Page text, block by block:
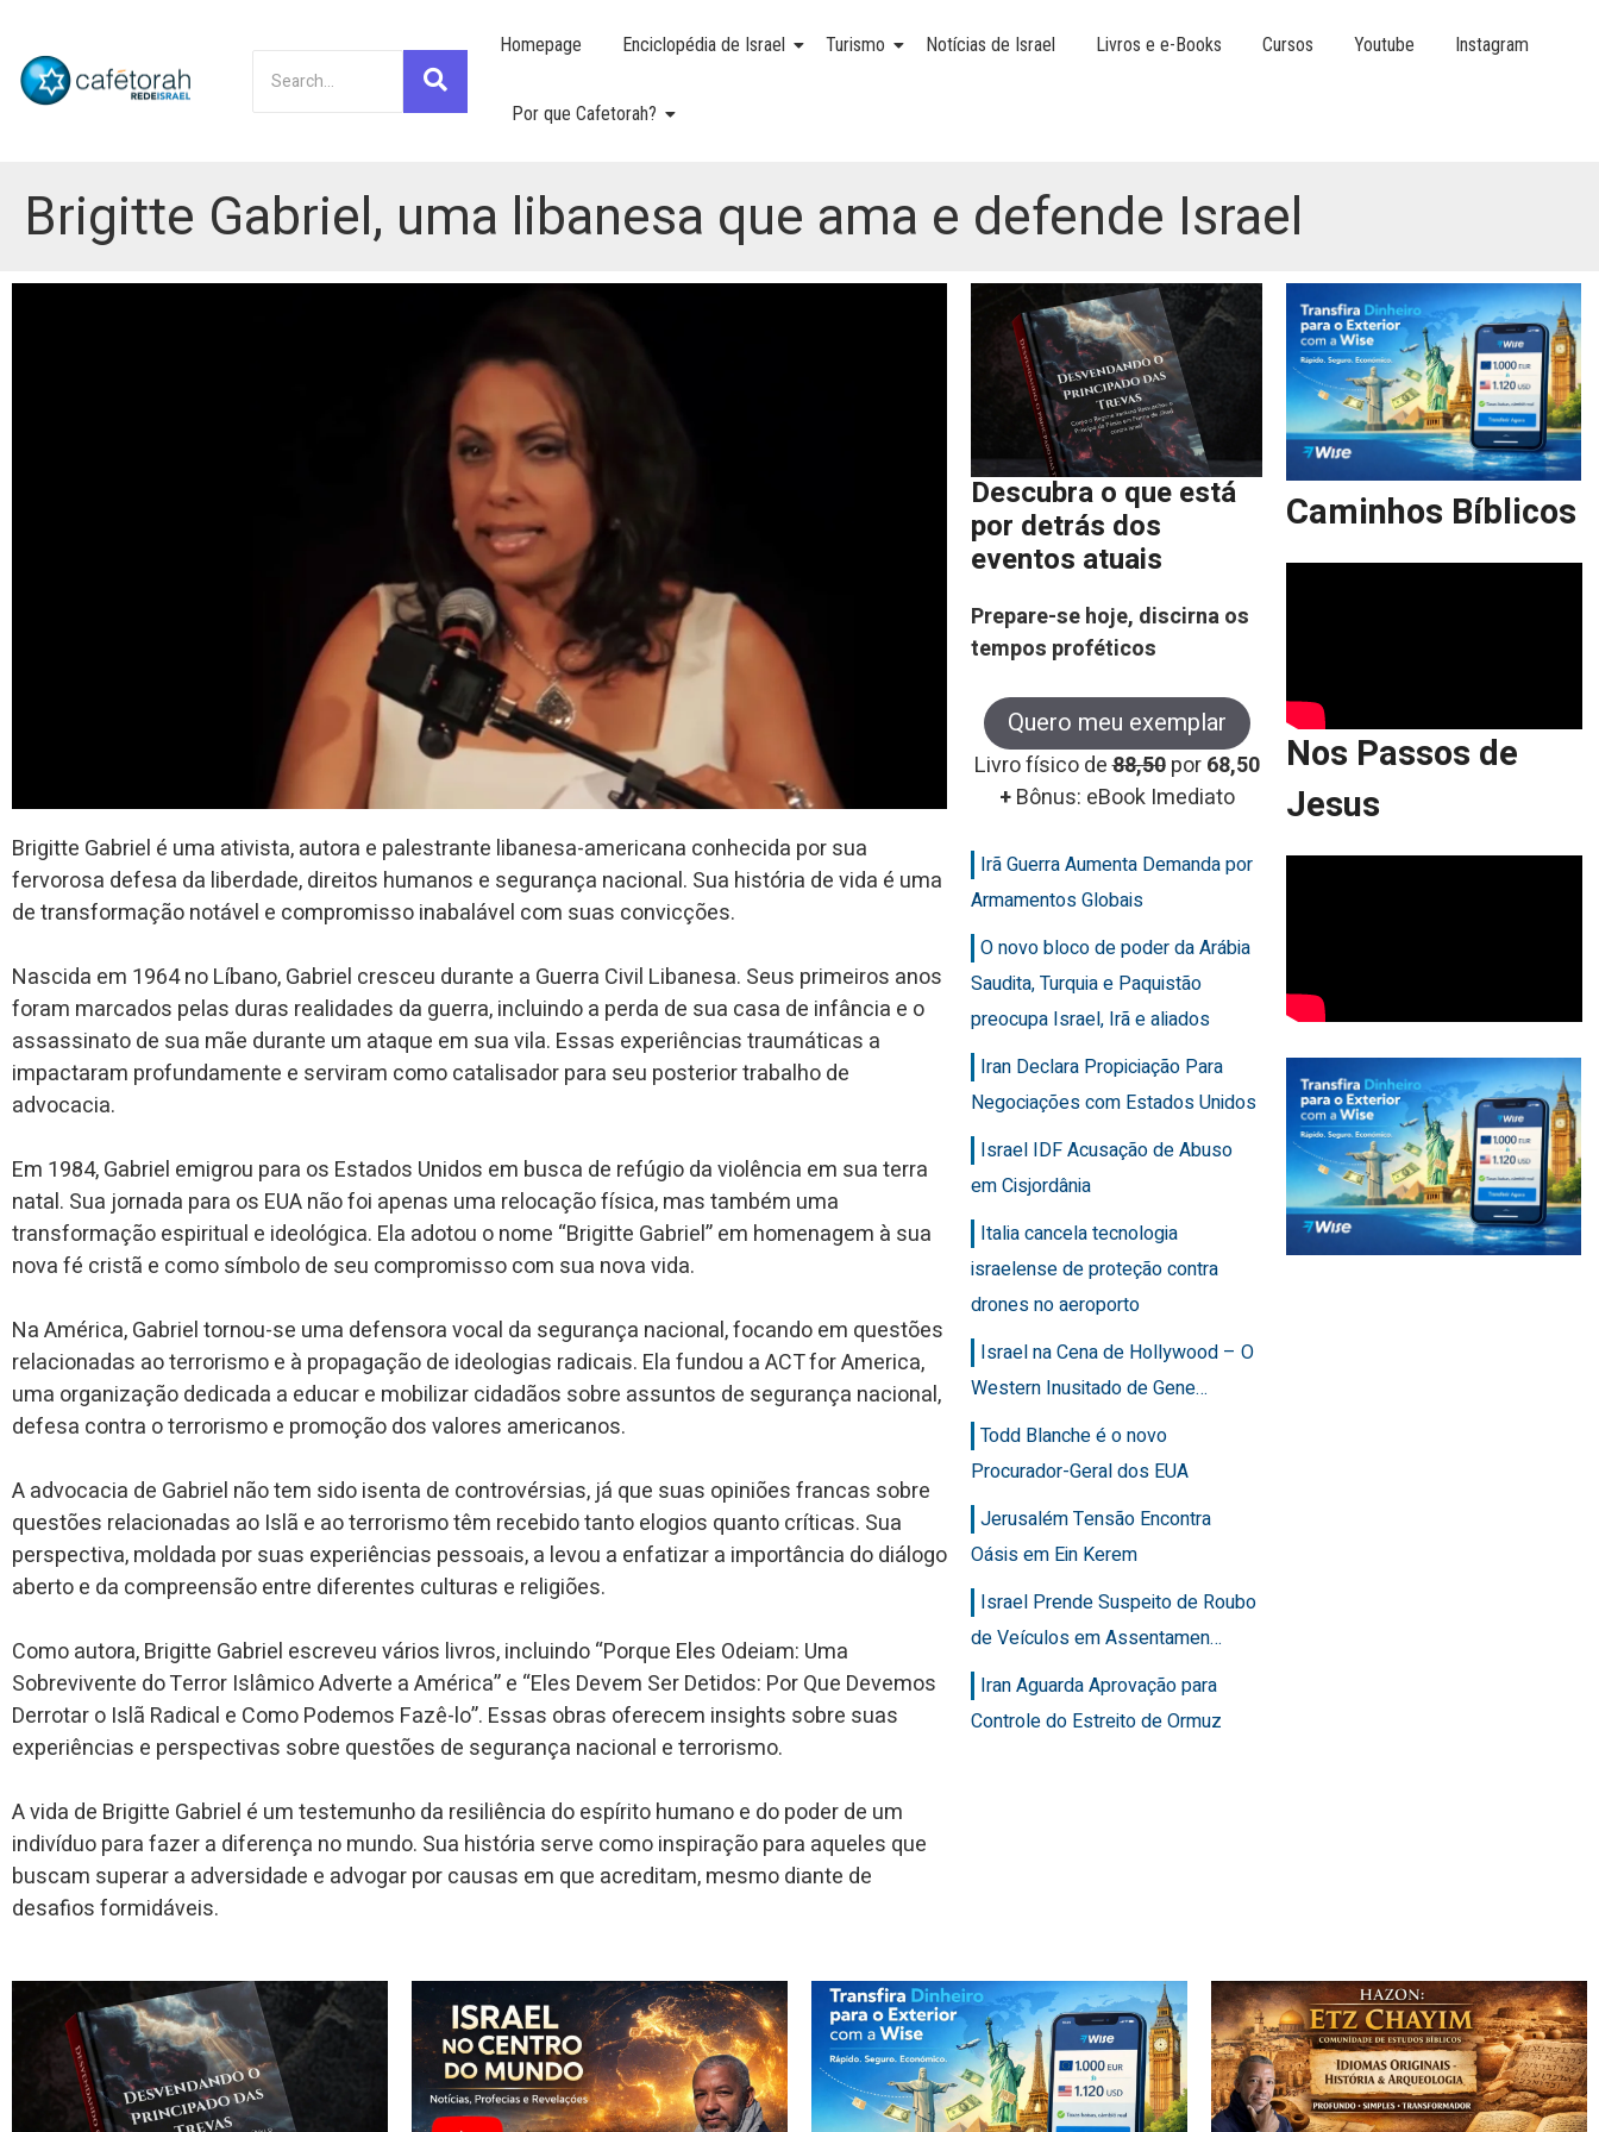
Homepage Enciclopédia de Israel Turismo Notícias de Israel Livros e e-Books Cursos Youtube Instagram
Por que Cafetorah?
Brigitte Gabriel, uma libanesa que ama e defende Israel
Brigitte Gabriel é uma ativista, autora e palestrante libanesa-americana conhecida por sua
fervorosa defesa da liberdade, direitos humanos e segurança nacional. Sua história de vida é uma
de transformação notável e compromisso inabalável com suas convicções.
Nascida em 1964 no Líbano, Gabriel cresceu durante a Guerra Civil Libanesa. Seus primeiros anos
foram marcados pelas duras realidades da guerra, incluindo a perda de sua casa de infância e o
assassinato de sua mãe durante um ataque em sua vila. Essas experiências traumáticas a
impactaram profundamente e serviram como catalisador para seu posterior trabalho de
advocacia.
Em 1984, Gabriel emigrou para os Estados Unidos em busca de refúgio da violência em sua terra
natal. Sua jornada para os EUA não foi apenas uma relocação física, mas também uma
transformação espiritual e ideológica. Ela adotou o nome “Brigitte Gabriel” em homenagem à sua
nova fé cristã e como símbolo de seu compromisso com sua nova vida.
Na América, Gabriel tornou-se uma defensora vocal da segurança nacional, focando em questões
relacionadas ao terrorismo e à propagação de ideologias radicais. Ela fundou a ACT for America,
uma organização dedicada a educar e mobilizar cidadãos sobre assuntos de segurança nacional,
defesa contra o terrorismo e promoção dos valores americanos.
A advocacia de Gabriel não tem sido isenta de controvérsias, já que suas opiniões francas sobre
questões relacionadas ao Islã e ao terrorismo têm recebido tanto elogios quanto críticas. Sua
perspectiva, moldada por suas experiências pessoais, a levou a enfatizar a importância do diálogo
aberto e da compreensão entre diferentes culturas e religiões.
Como autora, Brigitte Gabriel escreveu vários livros, incluindo “Porque Eles Odeiam: Uma
Sobrevivente do Terror Islâmico Adverte a América” e “Eles Devem Ser Detidos: Por Que Devemos
Derrotar o Islã Radical e Como Podemos Fazê-lo”. Essas obras oferecem insights sobre suas
experiências e perspectivas sobre questões de segurança nacional e terrorismo.
A vida de Brigitte Gabriel é um testemunho da resiliência do espírito humano e do poder de um
indivíduo para fazer a diferença no mundo. Sua história serve como inspiração para aqueles que
buscam superar a adversidade e advogar por causas em que acreditam, mesmo diante de
desafios formidáveis.
Descubra o que está
por detrás dos
eventos atuais
Prepare-se hoje, discirna os
tempos proféticos
Quero meu exemplar
Livro físico de88,50 por68,50
+Bônus: eBook Imediato
Irã Guerra Aumenta Demanda por
Armamentos Globais
O novo bloco de poder da Arábia
Saudita, Turquia e Paquistão
preocupa Israel, Irã e aliados
Iran Declara Propiciação Para
Negociações com Estados Unidos
Israel IDF Acusação de Abuso
em Cisjordânia
Italia cancela tecnologia
israelense de proteção contra
drones no aeroporto
Israel na Cena de Hollywood – O
Western Inusitado de Gene…
Todd Blanche é o novo
Procurador-Geral dos EUA
Jerusalém Tensão Encontra
Oásis em Ein Kerem
Israel Prende Suspeito de Roubo
de Veículos em Assentamen…
Iran Aguarda Aprovação para
Controle do Estreito de Ormuz
Caminhos Bíblicos
Nos Passos de
Jesus